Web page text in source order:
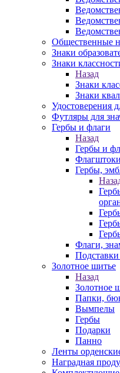
Общественные
Знаки
Знаки
Назад
Знаки
Знаки
Удостоверения
Футляры для
Гербы и флаги
Назад
Гербы и
Гербы,
Флаги,
Золотное шитье
Назад
Золотное
Папки,
Вымпелы
Гербы
Подарки
Панно
Ленты
Наградная